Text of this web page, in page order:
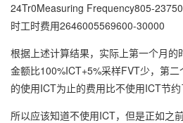
24Tr0Measuring Frequency805-
时工时费用2646005569600-30000
根据上述计算结果，实际上第一个月
金额比100%ICT+5%采样FVT少，第
的使用ICT为止的费用比不使用ICT节约
所以应该知道不使用ICT，但是正如之